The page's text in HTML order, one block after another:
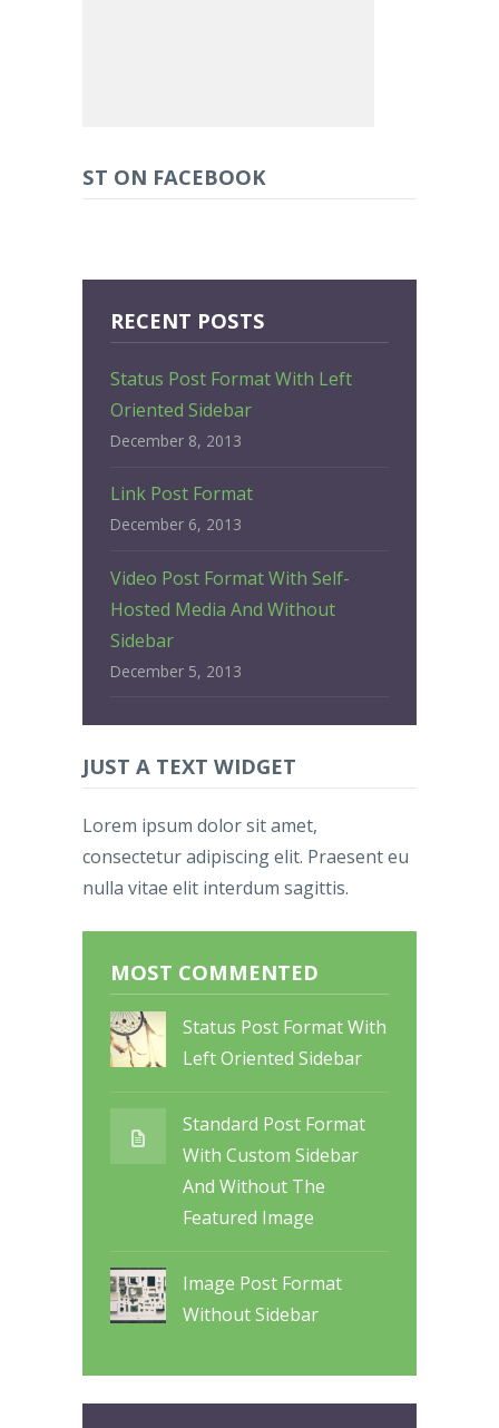
ST ON FACEBOOK
RECENT POSTS
Status Post Format With Left
Oriented Sidebar
December 8, 2013
Link Post Format
December 6, 2013
Video Post Format With Self-
Hosted Media And Without
Sidebar
December 5, 2013
JUST A TEXT WIDGET
Lorem ipsum dolor sit amet,
consectetur adipiscing elit. Praesent eu
nulla vitae elit interdum sagittis.
MOST COMMENTED
Status Post Format With
Left Oriented Sidebar
Standard Post Format
With Custom Sidebar
And Without The
Featured Image
Image Post Format
Without Sidebar